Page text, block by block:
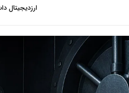
ارزدیجیتال